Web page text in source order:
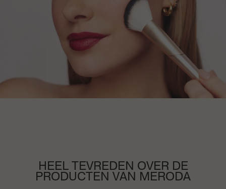
HEEL TEVREDEN OVER DE
PRODUCTEN VAN MERODA